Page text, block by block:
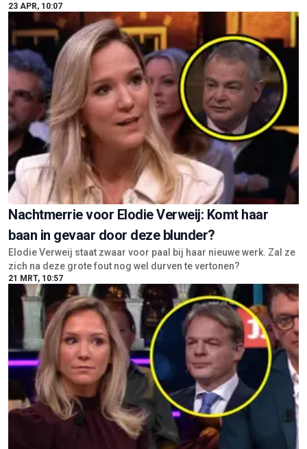
23 APR, 10:07
Nachtmerrie voor Elodie Verweij: Komt haar
baan in gevaar door deze blunder?
Elodie Verweij staat zwaar voor paal bij haar nieuwe werk. Zal ze
zich na deze grote fout nog wel durven te vertonen?
21 MRT, 10:57